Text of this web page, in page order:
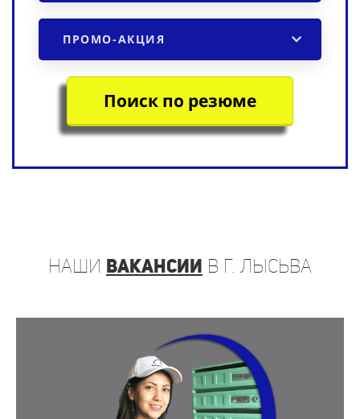
ПРОМО-АКЦИЯ
Поиск по резюме
наши вакансии в г. Лысьва